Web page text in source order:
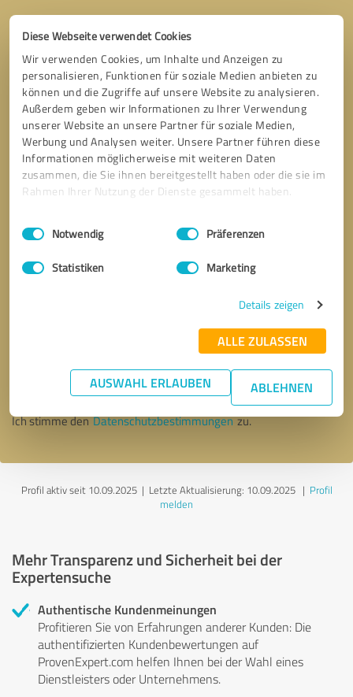
Diese Webseite verwendet Cookies
Wir verwenden Cookies, um Inhalte und Anzeigen zu
personalisieren, Funktionen für soziale Medien anbieten zu
können und die Zugriffe auf unsere Website zu analysieren.
Außerdem geben wir Informationen zu Ihrer Verwendung
unserer Website an unsere Partner für soziale Medien,
Werbung und Analysen weiter. Unsere Partner führen diese
Informationen möglicherweise mit weiteren Daten
zusammen, die Sie ihnen bereitgestellt haben oder die sie im
Rahmen Ihrer Nutzung der Dienste gesammelt haben.
Impressum Datenschutzbestimmungen
Einwilligungsauswahl
Notwendig Präferenzen
Statistiken Marketing
Details zeigen
ALLE ZULASSEN
AUSWAHL ERLAUBEN ABLEHNEN
* Erforderliche Angaben
Nachricht senden
Ich stimme denDatenschutzbestimmungenzu.
Profil aktiv seit 10.09.2025 | Letzte Aktualisierung: 10.09.2025| Profil
melden
Mehr Transparenz und Sicherheit bei der
Expertensuche
Authentische Kundenmeinungen
Profitieren Sie von Erfahrungen anderer Kunden: Die
authentifizierten Kundenbewertungen auf
ProvenExpert.com helfen Ihnen bei der Wahl eines
Dienstleisters oder Unternehmens.